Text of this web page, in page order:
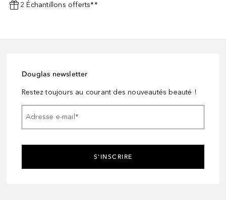
2 Échantillons offerts**
Douglas newsletter
Restez toujours au courant des nouveautés beauté !
Adresse e-mail*
S'INSCRIRE